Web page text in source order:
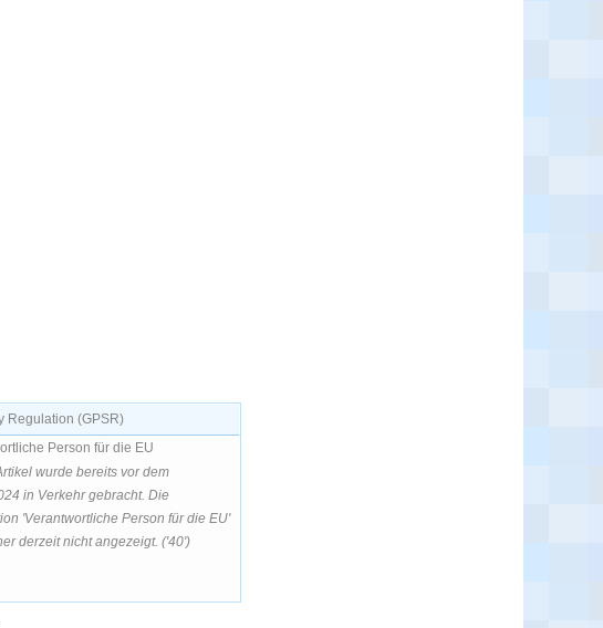
Regulation (GPSR)
Person für die EU
wurde bereits vor dem
in Verkehr gebracht. Die
'Verantwortliche Person für die EU'
derzeit nicht angezeigt. ('40')